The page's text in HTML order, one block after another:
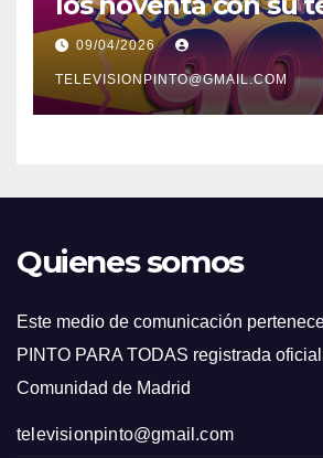
feria temática y
09/04/2026
TELEVISIONPINTO@GMAIL.COM
Quienes somos
Este medio de comunicación
PINTO PARA TODAS registrada
Comunidad de Madrid
televisionpinto@gmail.com